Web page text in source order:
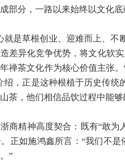
部分，一路以来始终以文化
就是草根创业、迎难而上、
异化竞争优势，将文化软
禅茶文化作为核心价值主张
绍，正是这种根植于历史传
茶，他们相信品饮过程中能
商精神高度契合：既有“敢
正如施鸿鑫所言：“我们不
”